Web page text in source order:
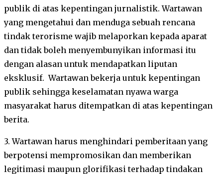
publik di atas kepentingan jurnalistik. Wartawan
yang mengetahui dan menduga sebuah rencana
tindak terorisme wajib melaporkan kepada aparat
dan tidak boleh menyembunyikan informasi itu
dengan alasan untuk mendapatkan liputan
eksklusif. Wartawan bekerja untuk kepentingan
publik sehingga keselamatan nyawa warga
masyarakat harus ditempatkan di atas kepentingan
berita.
3. Wartawan harus menghindari pemberitaan yang
berpotensi mempromosikan dan memberikan
legitimasi maupun glorifikasi terhadap tindakan